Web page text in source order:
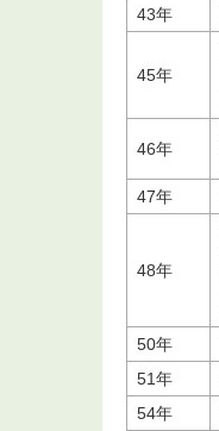
43年
45年
46年
47年
48年
50年
51年
54年